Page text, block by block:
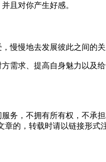
且对你产生好感。
慢慢地去发展彼此之间的关
需求、提高自身魅力以及
务，不拥有所有权，不承
的，转载时请以链接形式